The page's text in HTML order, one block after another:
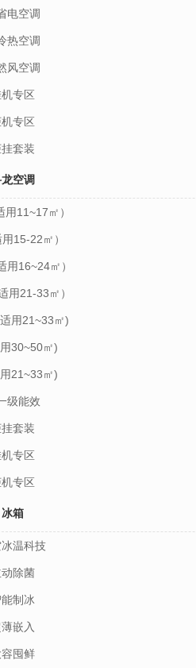
电空调
热空调
风空调
专区
专区
套装
空调
用11~17㎡）
15-22㎡）
用16~24㎡）
用21-33㎡）
用21~33㎡)
30~50㎡)
21~33㎡)
级能效
套装
专区
专区
冰箱
温科技
动除菌
制冰
嵌入
容囤鲜